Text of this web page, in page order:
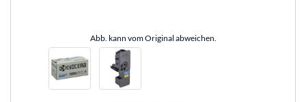
Abb. kann vom Original abweichen.